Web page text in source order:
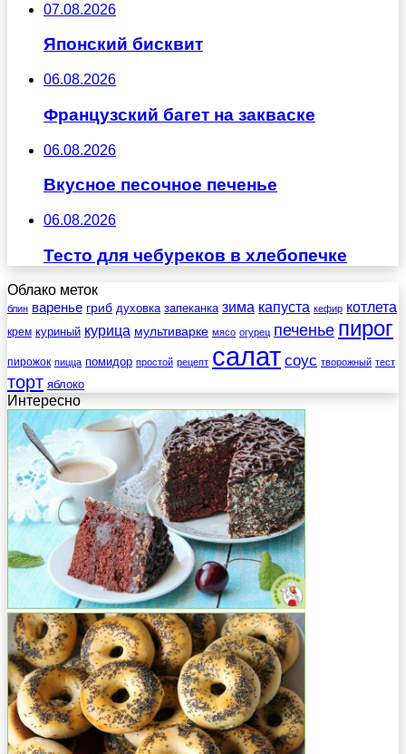
07.08.2026
Японский бисквит
06.08.2026
Французский багет на закваске
06.08.2026
Вкусное песочное печенье
06.08.2026
Тесто для чебуреков в хлебопечке
Облако меток
блин варенье гриб духовка запеканка зима капуста кефир котлета
крем куриный курица мультиварке мясо огурец печенье пирог
пирожок пицца помидор простой рецепт салат соус творожный тест
торт яблоко
Интересно